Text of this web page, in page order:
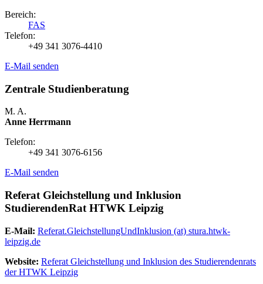
Bereich:
FAS
Telefon:
+49 341 3076-4410
E-Mail senden
Zentrale Studienberatung
M. A.
Anne Herrmann
Telefon:
+49 341 3076-6156
E-Mail senden
Referat Gleichstellung und Inklusion
StudierendenRat HTWK Leipzig
E-Mail: Referat.GleichstellungUndInklusion (at) stura.htwk-
leipzig.de
Website: Referat Gleichstellung und Inklusion des Studierendenrats
der HTWK Leipzig